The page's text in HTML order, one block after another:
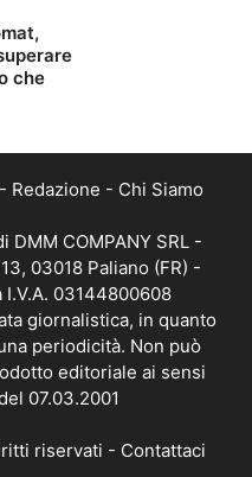
che
- Redazione - Chi Siamo
COMPANY SRL -
03018 Paliano (FR) -
03144800608
giornalistica, in quanto
periodicità. Non può
editoriale ai sensi
07.03.2001
riservati - Contattaci